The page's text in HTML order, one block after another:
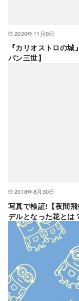
2020年11月9日
『カリオストロの
パン三世】
2018年8月30日
写真で検証!【夜間
デルとなった花とは